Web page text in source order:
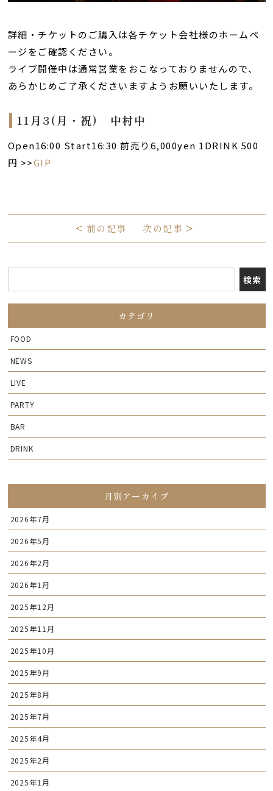
詳細・チケットのご購入は各チケット会社様のホームペ
ージをご確認ください。
ライブ開催中は通常営業をおこなっておりませんので、
あらかじめご了承くださいますようお願いいたします。
11月3(月・祝) 中村中
Open16:00 Start16:30 前売り6,000yen 1DRINK 500
円 >>GIP
< 前の記事 次の記事 >
カテゴリ
FOOD
NEWS
LIVE
PARTY
BAR
DRINK
月別アーカイブ
2026年7月
2026年5月
2026年2月
2026年1月
2025年12月
2025年11月
2025年10月
2025年9月
2025年8月
2025年7月
2025年4月
2025年2月
2025年1月